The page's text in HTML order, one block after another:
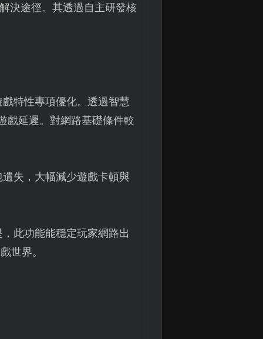
決途徑。其透過自主研發核
特性專項優化。透過智慧
戲延遲。對網路基礎條件較
失，大幅減少遊戲卡頓與
此功能能穩定玩家網路出
世界。